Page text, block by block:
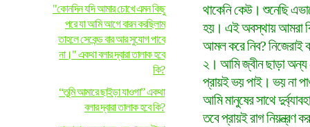
"কোনদিন যদি আমার চোখে এমন কিছু
পরে যা আমি আগে বারন করছিলাম
তাহলে সেকেন্ড বার আর সুযোগ পাবে
না।" একথা বলার দ্বারা তালাক হবে
কি?
“তুমি আমারে ছাইড়া যাওগা” একথা
বলার দ্বারা তালাক হবে কি?
থাকেনি কেউ। শুনেছি
হয়। এই অবস্থায় আমরা
আমল করে নিব?
২। আমি জ্বীন ছাড়া অন্য
প্রায়ই ভয় পাই। ভয় না
আমি মানুষের সাথে
তবে প্রায়ই রাগ নিয়ন্ত্রণ